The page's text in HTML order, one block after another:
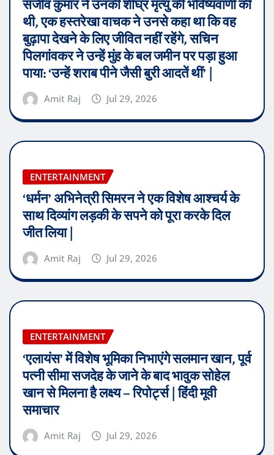
संजीव कुमार ने उनकी शीघ्र मृत्यु की भविष्यवाणी की
थी, एक हस्तरेखा वाचक ने उनसे कहा था कि वह
बुढ़ापा देखने के लिए जीवित नहीं रहेंगे, सचिन
पिलगांवकर ने उन्हें मुंह के बल जमीन पर पड़ा हुआ
पाया: ‘उन्हें शराब पीने जैसी बुरी आदतें थीं’ |
Amit Raj Jul 29, 2026
ENTERTAINMENT
‘धर्मन’ अभिनेत्री सिमरन ने एक विशेष आश्चर्य के
साथ दिव्यांग लड़की के सपने को पूरा करके दिल
जीत लिया |
Amit Raj Jul 29, 2026
ENTERTAINMENT
‘एलायंस’ में विशेष भूमिका निभाएंगे सलमान खान, पूर्व
पत्नी सीमा सजदेह के जाने के बाद भावुक सोहेल
खान से मिलना है लक्ष्य – रिपोर्ट्स | हिंदी मूवी
समाचार
Amit Raj Jul 29, 2026